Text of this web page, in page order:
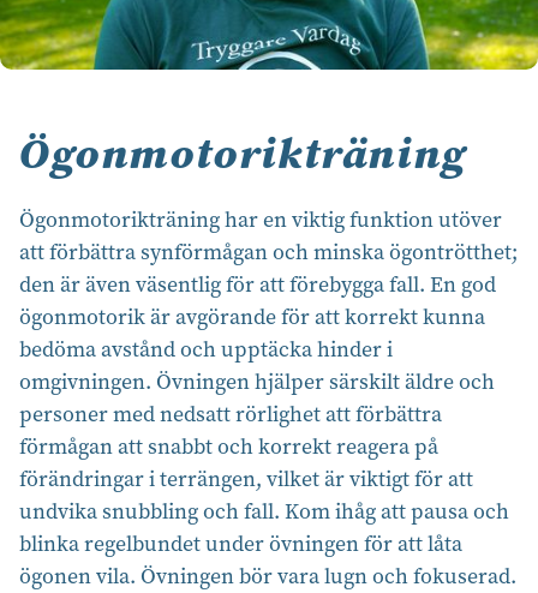
Ögonmotorikträning
Ögonmotorikträning har en viktig funktion utöver
att förbättra synförmågan och minska ögontrötthet;
den är även väsentlig för att förebygga fall. En god
ögonmotorik är avgörande för att korrekt kunna
bedöma avstånd och upptäcka hinder i
omgivningen. Övningen hjälper särskilt äldre och
personer med nedsatt rörlighet att förbättra
förmågan att snabbt och korrekt reagera på
förändringar i terrängen, vilket är viktigt för att
undvika snubbling och fall. Kom ihåg att pausa och
blinka regelbundet under övningen för att låta
ögonen vila. Övningen bör vara lugn och fokuserad.